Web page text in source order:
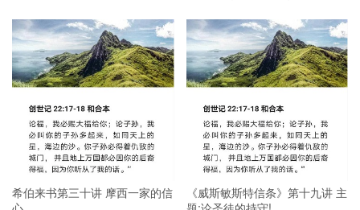
希伯来书第三十讲 摩西一家的信
《威斯敏斯特信条》第十九讲 主